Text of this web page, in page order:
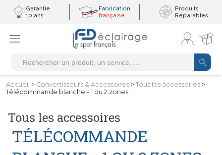
Garantie
10 ans
Fabrication
française
Produits
Réparables
Accueil > Convertisseurs & Accessoires > Tous les accessoires >
Télécommande blanche - 1 ou 2 zones
Tous les accessoires
TÉLÉCOMMANDE